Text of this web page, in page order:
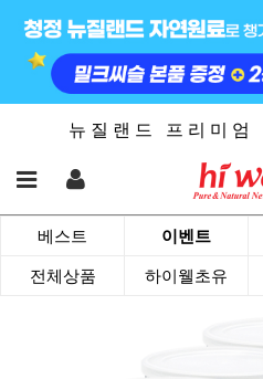
뉴 질 랜 드 프 리 미 엄
베스트 이벤트
전체상품 하이웰초유